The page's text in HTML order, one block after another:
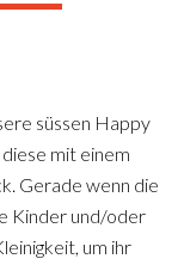
süssen Happy
mit einem
Gerade wenn die
Kinder und/oder
um ihr